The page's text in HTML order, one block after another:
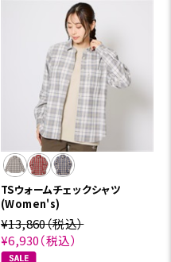
TSウォームチェックシャツ
(Women's)
¥13,860（税込）
¥6,930（税込）